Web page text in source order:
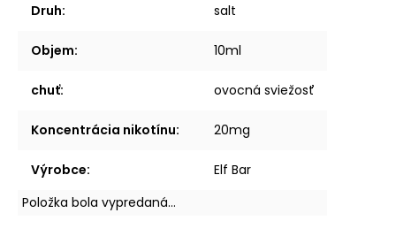
Druh: salt
Objem: 10ml
chuť: ovocná sviežosť
Koncentrácia nikotínu: 20mg
Výrobce:
Elf Bar
Položka bola vypredaná…